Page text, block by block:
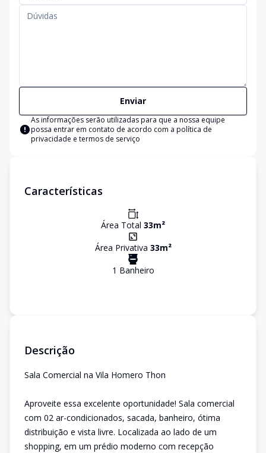
Enviar
As informações serão utilizadas para que a nossa equipe
possa entrar em contato de acordo com a política de
privacidade e termos de serviço
Características
Área Total 33m²
Área Privativa 33m²
1 Banheiro
Descrição
Sala Comercial na Vila Homero Thon
Aproveite essa excelente oportunidade! Sala comercial
com 02 ar-condicionados, sacada, banheiro, ótima
distribuição e vista livre. Localizada ao lado de um
shopping, em um prédio moderno com recepção